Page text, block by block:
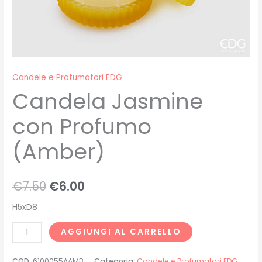
Candele e Profumatori EDG
Candela Jasmine
con Profumo
(Amber)
€7.50 €6.00
H5xD8
AGGIUNGI AL CARRELLO